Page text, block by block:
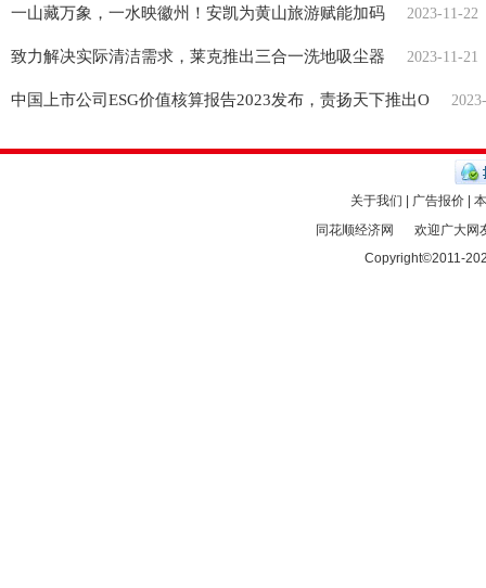
一山藏万象，一水映徽州！安凯为黄山旅游赋能加码 2023-11-22
致力解决实际清洁需求，莱克推出三合一洗地吸尘器 2023-11-21
中国上市公司ESG价值核算报告2023发布，责扬天下推出O
关于我们 | 广告报价 |
同花顺经济网
欢迎广大网
Copyright©2011-